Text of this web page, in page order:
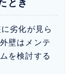
とき
劣化が見ら
壁はメンテ
を検討する